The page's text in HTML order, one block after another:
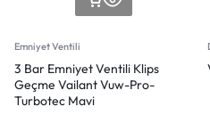
Emniyet Ventili
3 Bar Emniyet Ventili Klips
Geçme Vailant Vuw-Pro-
Turbotec Mavi